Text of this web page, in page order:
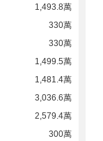
1,493.8萬
330萬
330萬
1,499.5萬
1,481.4萬
3,036.6萬
2,579.4萬
300萬